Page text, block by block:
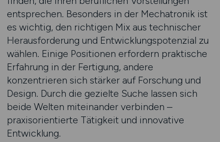
entsprechen. Besonders in der Mechatronik ist
es wichtig, den richtigen Mix aus technischer
Herausforderung und Entwicklungspotenzial zu
wählen. Einige Positionen erfordern praktische
Erfahrung in der Fertigung, andere
konzentrieren sich stärker auf Forschung und
Design. Durch die gezielte Suche lassen sich
beide Welten miteinander verbinden –
praxisorientierte Tätigkeit und innovative
Entwicklung.